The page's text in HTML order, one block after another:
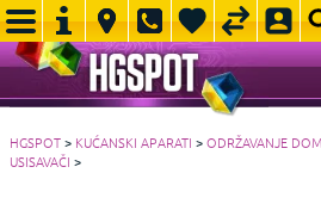
HGSPOT> KUĆANSKI APARATI >ODRŽAVANJE
USISAVAČI >